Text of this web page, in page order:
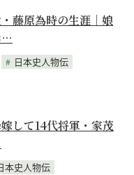
藤原為時の生涯｜娘
…
日本史人物伝
して14代将軍・家茂
本史人物伝